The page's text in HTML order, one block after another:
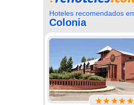
Hoteles recomendados en
Colonia